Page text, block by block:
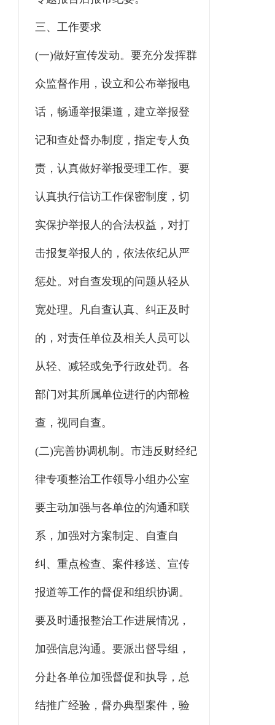
三、工作要求
(一)做好宣传发动。要充分发挥群
众监督作用，设立和公布举报电
话，畅通举报渠道，建立举报登
记和查处督办制度，指定专人负
责，认真做好举报受理工作。要
认真执行信访工作保密制度，切
实保护举报人的合法权益，对打
击报复举报人的，依法依纪从严
惩处。对自查发现的问题从轻从
宽处理。凡自查认真、纠正及时
的，对责任单位及相关人员可以
从轻、减轻或免予行政处罚。各
部门对其所属单位进行的内部检
查，视同自查。
(二)完善协调机制。市违反财经纪
律专项整治工作领导小组办公室
要主动加强与各单位的沟通和联
系，加强对方案制定、自查自
纠、重点检查、案件移送、宣传
报道等工作的督促和组织协调。
要及时通报整治工作进展情况，
加强信息沟通。要派出督导组，
分赴各单位加强督促和执导，总
结推广经验，督办典型案件，验